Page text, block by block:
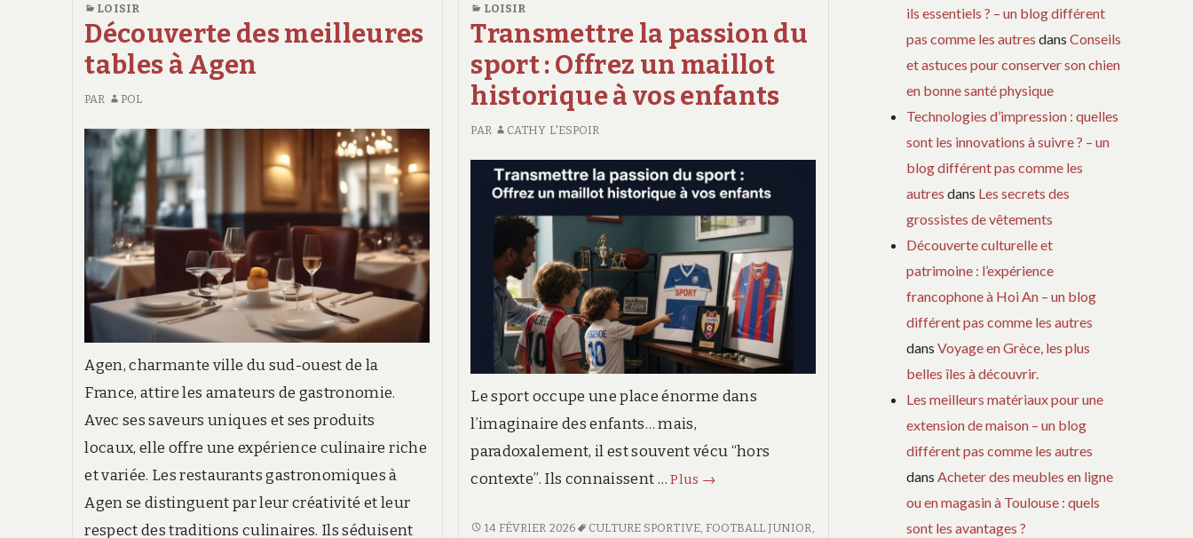
déroulent
magie
en
close-
up
?
COMMENT
SE
DÉROULENT
CONCOURS
MAGIE
EN
CLOSE-
COMPÉTITION
COMMENT
LES
CONCOURS
DE
CLOSE-
UP
SÉANCE
PHOTO
LOISIR
Découverte des meilleures
tables à Agen
PAR POL
Agen, charmante ville du sud-ouest de la
France, attire les amateurs de gastronomie.
Avec ses saveurs uniques et ses produits
locaux, elle offre une expérience culinaire riche
et variée. Les restaurants gastronomiques à
Agen se distinguent par leur créativité et leur
respect des traditions culinaires. Ils séduisent
LOISIR
Transmettre la passion du
sport : Offrez un maillot
historique à vos enfants
PAR CATHY L'ESPOIR
Le sport occupe une place énorme dans
l’imaginaire des enfants… mais,
paradoxalement, il est souvent vécu “hors
contexte”. Ils connaissent …Plus Transmettre
passion
→
TRANSMETTRE
14 FÉVRIER 2026 CULTURE SPORTIVE, FOOTBALL JUNIOR,
ils essentiels ? – un blog différent
pas comme les autres dansConseils
et astuces pour conserver son chien
en bonne santé physique
Technologies d’impression : quelles
sont les innovations à suivre ? – un
blog différent pas comme les
autres dans Les secrets des
grossistes de vêtements
Découverte culturelle et
patrimoine : l’expérience
francophone à Hoi An – un blog
différent pas comme les autres
dansVoyage en Grèce, les plus
belles îles à découvrir.
Les meilleurs matériaux pour une
extension de maison – un blog
différent pas comme les autres
dansAcheter des meubles en ligne
ou en magasin à Toulouse : quels
sont les avantages ?